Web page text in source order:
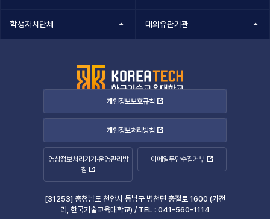
학생자치단체 대외유관기관
개인정보보호규칙
개인정보처리방침
영상정보처리기기·운영관리방
침
이메일무단수집거부
[31253] 충청남도 천안시 동남구 병천면 충절로 1600 (가전
리, 한국기술교육대학교) / TEL : 041-560-1114